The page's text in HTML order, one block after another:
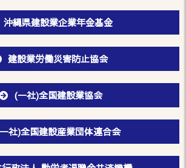
沖縄県建設業企業年金基金
建設業労働災害防止協会
(一社)全国建設業協会
社)全国建設産業団体連合会